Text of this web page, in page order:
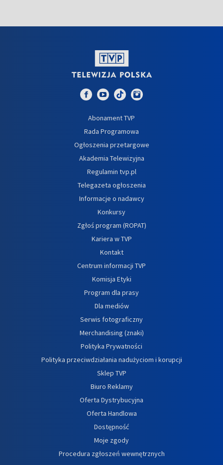
Abonament TVP
Rada Programowa
Ogłoszenia przetargowe
Akademia Telewizyjna
Regulamin tvp.pl
Telegazeta ogłoszenia
Informacje o nadawcy
Konkursy
Zgłoś program (ROPAT)
Kariera w TVP
Kontakt
Centrum informacji TVP
Komisja Etyki
Program dla prasy
Dla mediów
Serwis fotograficzny
Merchandising (znaki)
Polityka Prywatności
Polityka przeciwdziałania nadużyciom i korupcji
Sklep TVP
Biuro Reklamy
Oferta Dystrybucyjna
Oferta Handlowa
Dostępność
Moje zgody
Procedura zgłoszeń wewnętrznych